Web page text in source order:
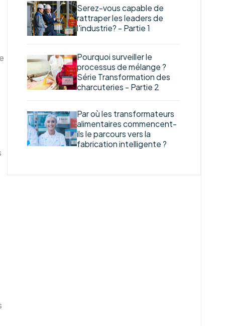
Serez-vous capable de
rattraper les leaders de
l'industrie? - Partie 1
Pourquoi surveiller le
processus de mélange ?
Série Transformation des
charcuteries - Partie 2
Par où les transformateurs
alimentaires commencent-
ils le parcours vers la
fabrication intelligente ?